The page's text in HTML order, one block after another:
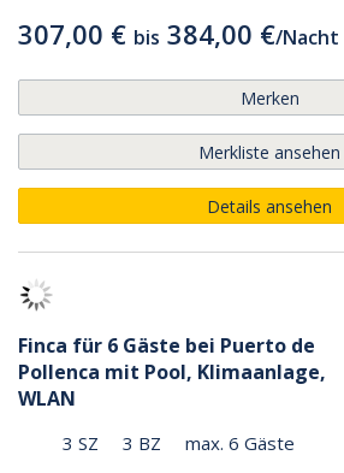
307,00 € bis 384,00 €/Nacht
Merken
Merkliste ansehen
Details ansehen
Finca für 6 Gäste bei Puerto de
Pollenca mit Pool, Klimaanlage,
WLAN
3 SZ 3 BZ
max. 6 Gäste